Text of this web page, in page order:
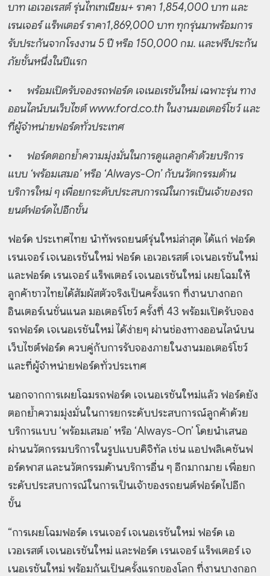
บาท เอเวอเรสต์ รุ่นไทเทเนียม+ ราคา 1,854,000 บาท และ
เรนเจอร์ แร็พเตอร์ ราคา1,869,000 บาท ทุกรุ่นมาพร้อมการ
รับประกันจากโรงงาน 5 ปี หรือ 150,000 กม. และฟรีประกัน
ภัยชั้นหนึ่งในปีแรก
•
พร้อมเปิดรับจองรถฟอร์ด เจเนอเรชันใหม่ เฉพาะรุ่น ทาง
ออนไลน์บนเว็บไซต์ www.ford.co.th ในงานมอเตอร์โชว์ และ
ที่ผู้จำหน่ายฟอร์ดทั่วประเทศ
•
ฟอร์ดตอกย้ำความมุ่งมั่นในการดูแลลูกค้าด้วยบริการ
แบบ ‘พร้อมเสมอ’ หรือ ‘Always-On’ กับนวัตกรรมด้าน
บริการใหม่ ๆ เพื่อยกระดับประสบการณ์ในการเป็นเจ้าของรถ
ยนต์ฟอร์ดไปอีกขั้น
ฟอร์ด ประเทศไทย นำทัพรถยนต์รุ่นใหม่ล่าสุด ได้แก่ ฟอร์ด
เรนเจอร์ เจเนอเรชันใหม่ ฟอร์ด เอเวอเรสต์ เจเนอเรชันใหม่
และฟอร์ด เรนเจอร์ แร็พเตอร์ เจเนอเรชันใหม่ เผยโฉมให้
ลูกค้าชาวไทยได้สัมผัสตัวจริงเป็นครั้งแรก ที่งานบางกอก
อินเตอร์เนชั่นแนล มอเตอร์โชว์ ครั้งที่ 43 พร้อมเปิดรับจอง
รถฟอร์ด เจเนอเรชันใหม่ ได้ง่ายๆ ผ่านช่องทางออนไลน์บน
เว็บไซต์ฟอร์ด ควบคู่กับการรับจองภายในงานมอเตอร์โชว์
และที่ผู้จำหน่ายฟอร์ดทั่วประเทศ
นอกจากการเผยโฉมรถฟอร์ด เจเนอเรชันใหม่แล้ว ฟอร์ดยัง
ตอกย้ำความมุ่งมั่นในการยกระดับประสบการณ์ลูกค้าด้วย
บริการแบบ ‘พร้อมเสมอ’ หรือ ‘Always-On’ โดยนำเสนอ
ผ่านนวัตกรรมบริการในรูปแบบดิจิทัล เช่น แอปพลิเคชันฟ
อร์ดพาส และนวัตกรรมด้านบริการอื่น ๆ อีกมากมาย เพื่อยก
ระดับประสบการณ์ในการเป็นเจ้าของรถยนต์ฟอร์ดไปอีก
ขั้น
“การเผยโฉมฟอร์ด เรนเจอร์ เจเนอเรชันใหม่ ฟอร์ด เอ
เวอเรสต์ เจเนอเรชันใหม่ และฟอร์ด เรนเจอร์ แร็พเตอร์ เจ
เนอเรชันใหม่ พร้อมกันเป็นครั้งแรกของโลก ที่งานบางกอก